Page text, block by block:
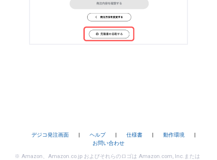
デジコ発注画面 | ヘルプ | 仕様書 | 動作環境
|
お問い合わせ
※ Amazon、Amazon.co.jp およびそれらのロゴは Amazon.com, Inc.または